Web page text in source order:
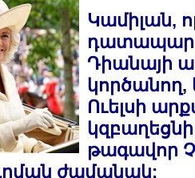
Կամիլան,
Դիանայի
Ուելսի
թագավոր
ժամանակ: